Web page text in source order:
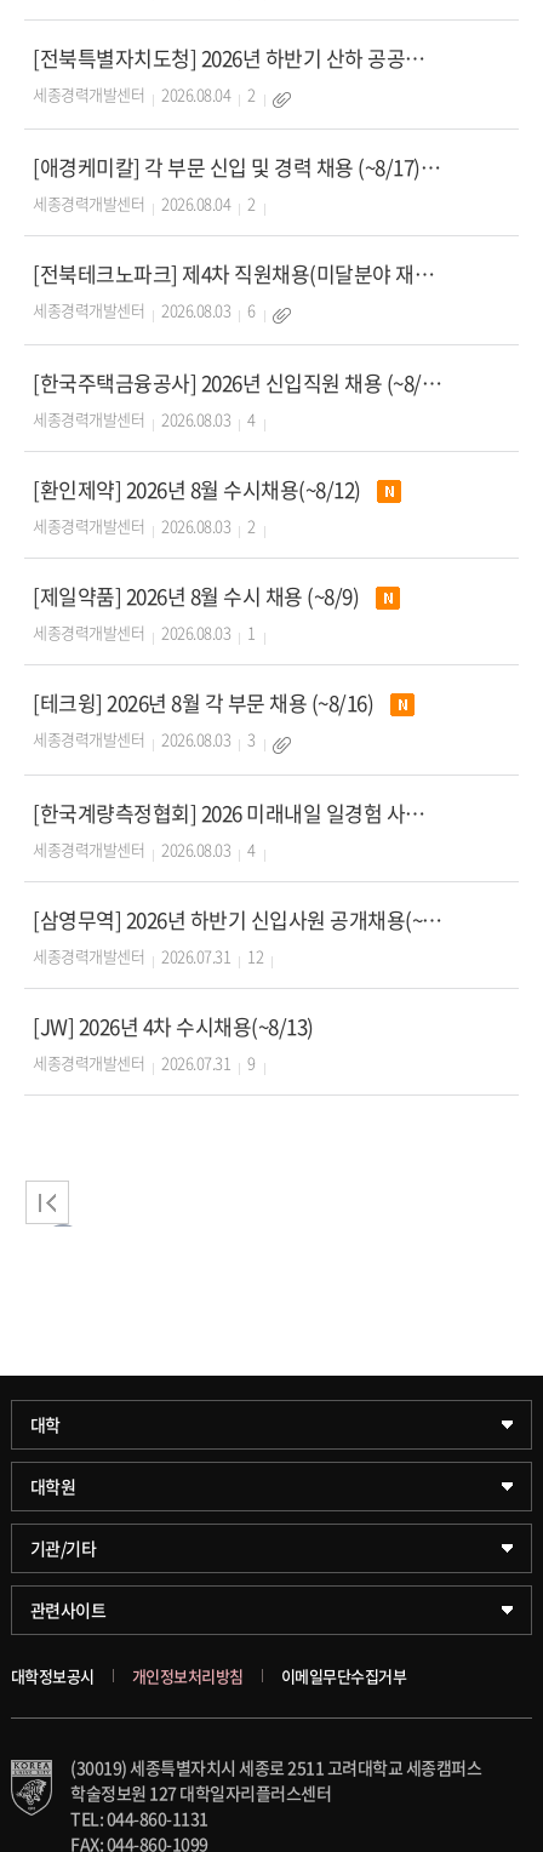
[전북특별자치도청] 2026년 하반기 산하 공공기관 직원 통합채용 필기시험 (~8/25)
세종경력개발센터 2026.08.04 2
[애경케미칼] 각 부문 신입 및 경력 채용 (~8/17)
세종경력개발센터 2026.08.04 2
[전북테크노파크] 제4차 직원채용(미달분야 재공고) (~8/7)
세종경력개발센터 2026.08.03 6
[한국주택금융공사] 2026년 신입직원 채용 (~8/20)
세종경력개발센터 2026.08.03 4
[환인제약] 2026년 8월 수시채용(~8/12)
세종경력개발센터 2026.08.03 2
[제일약품] 2026년 8월 수시 채용 (~8/9)
세종경력개발센터 2026.08.03 1
[테크윙] 2026년 8월 각 부문 채용 (~8/16)
세종경력개발센터 2026.08.03 3
[한국계량측정협회] 2026 미래내일 일경험 사업 인턴형 참여청년 모집 (~8/9)
세종경력개발센터 2026.08.03 4
[삼영무역] 2026년 하반기 신입사원 공개채용(~8/11)
세종경력개발센터 2026.07.31 12
[JW] 2026년 4차 수시채용(~8/13)
세종경력개발센터 2026.07.31 9
대학
과학기술대학
약학대학
글로벌비즈니스대학
스마트도시학부
대학원
일반대학원
문화스포츠대학원
창업경영대학원
융합과학대학원
가속기과학과(일반대학원)
기관/기타
학술정보원(도서관)
학술정보팀
국제교류교육원
대학일자리플러스센터
세종학생상담센터
관련사이트
KUPID
블랙보드
의료원
발전기금
대학정보공시 개인정보처리방침 이메일무단수집거부
(30019) 세종특별자치시 세종로 2511 고려대학교 세종캠퍼스
학술정보원 127 대학일자리플러스센터
TEL: 044-860-1131
FAX: 044-860-1099